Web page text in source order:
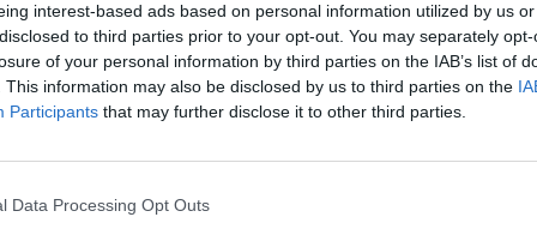
interest-based ads based on personal information utilized by us
to third parties prior to your opt-out. You may separately
of your personal information by third parties on the IAB’s list of
This information may also be disclosed by us to third parties on the
Participants that may further disclose it to other third parties.
Data Processing Opt Outs
nato a Bologna, con esperienza
e nell’insegnamento della fotografia di
I suoi reportage sono stati pubblicati su diversi
Newsweek, National Geographic, Time
Award Photographer of the year 2019, Lens
Life Framer.